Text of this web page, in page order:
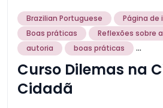
Brazilian Portuguese
Página de
Boas práticas
Reflexões sobre
autoria boas práticas ...
Curso Dilemas na
Cidadã